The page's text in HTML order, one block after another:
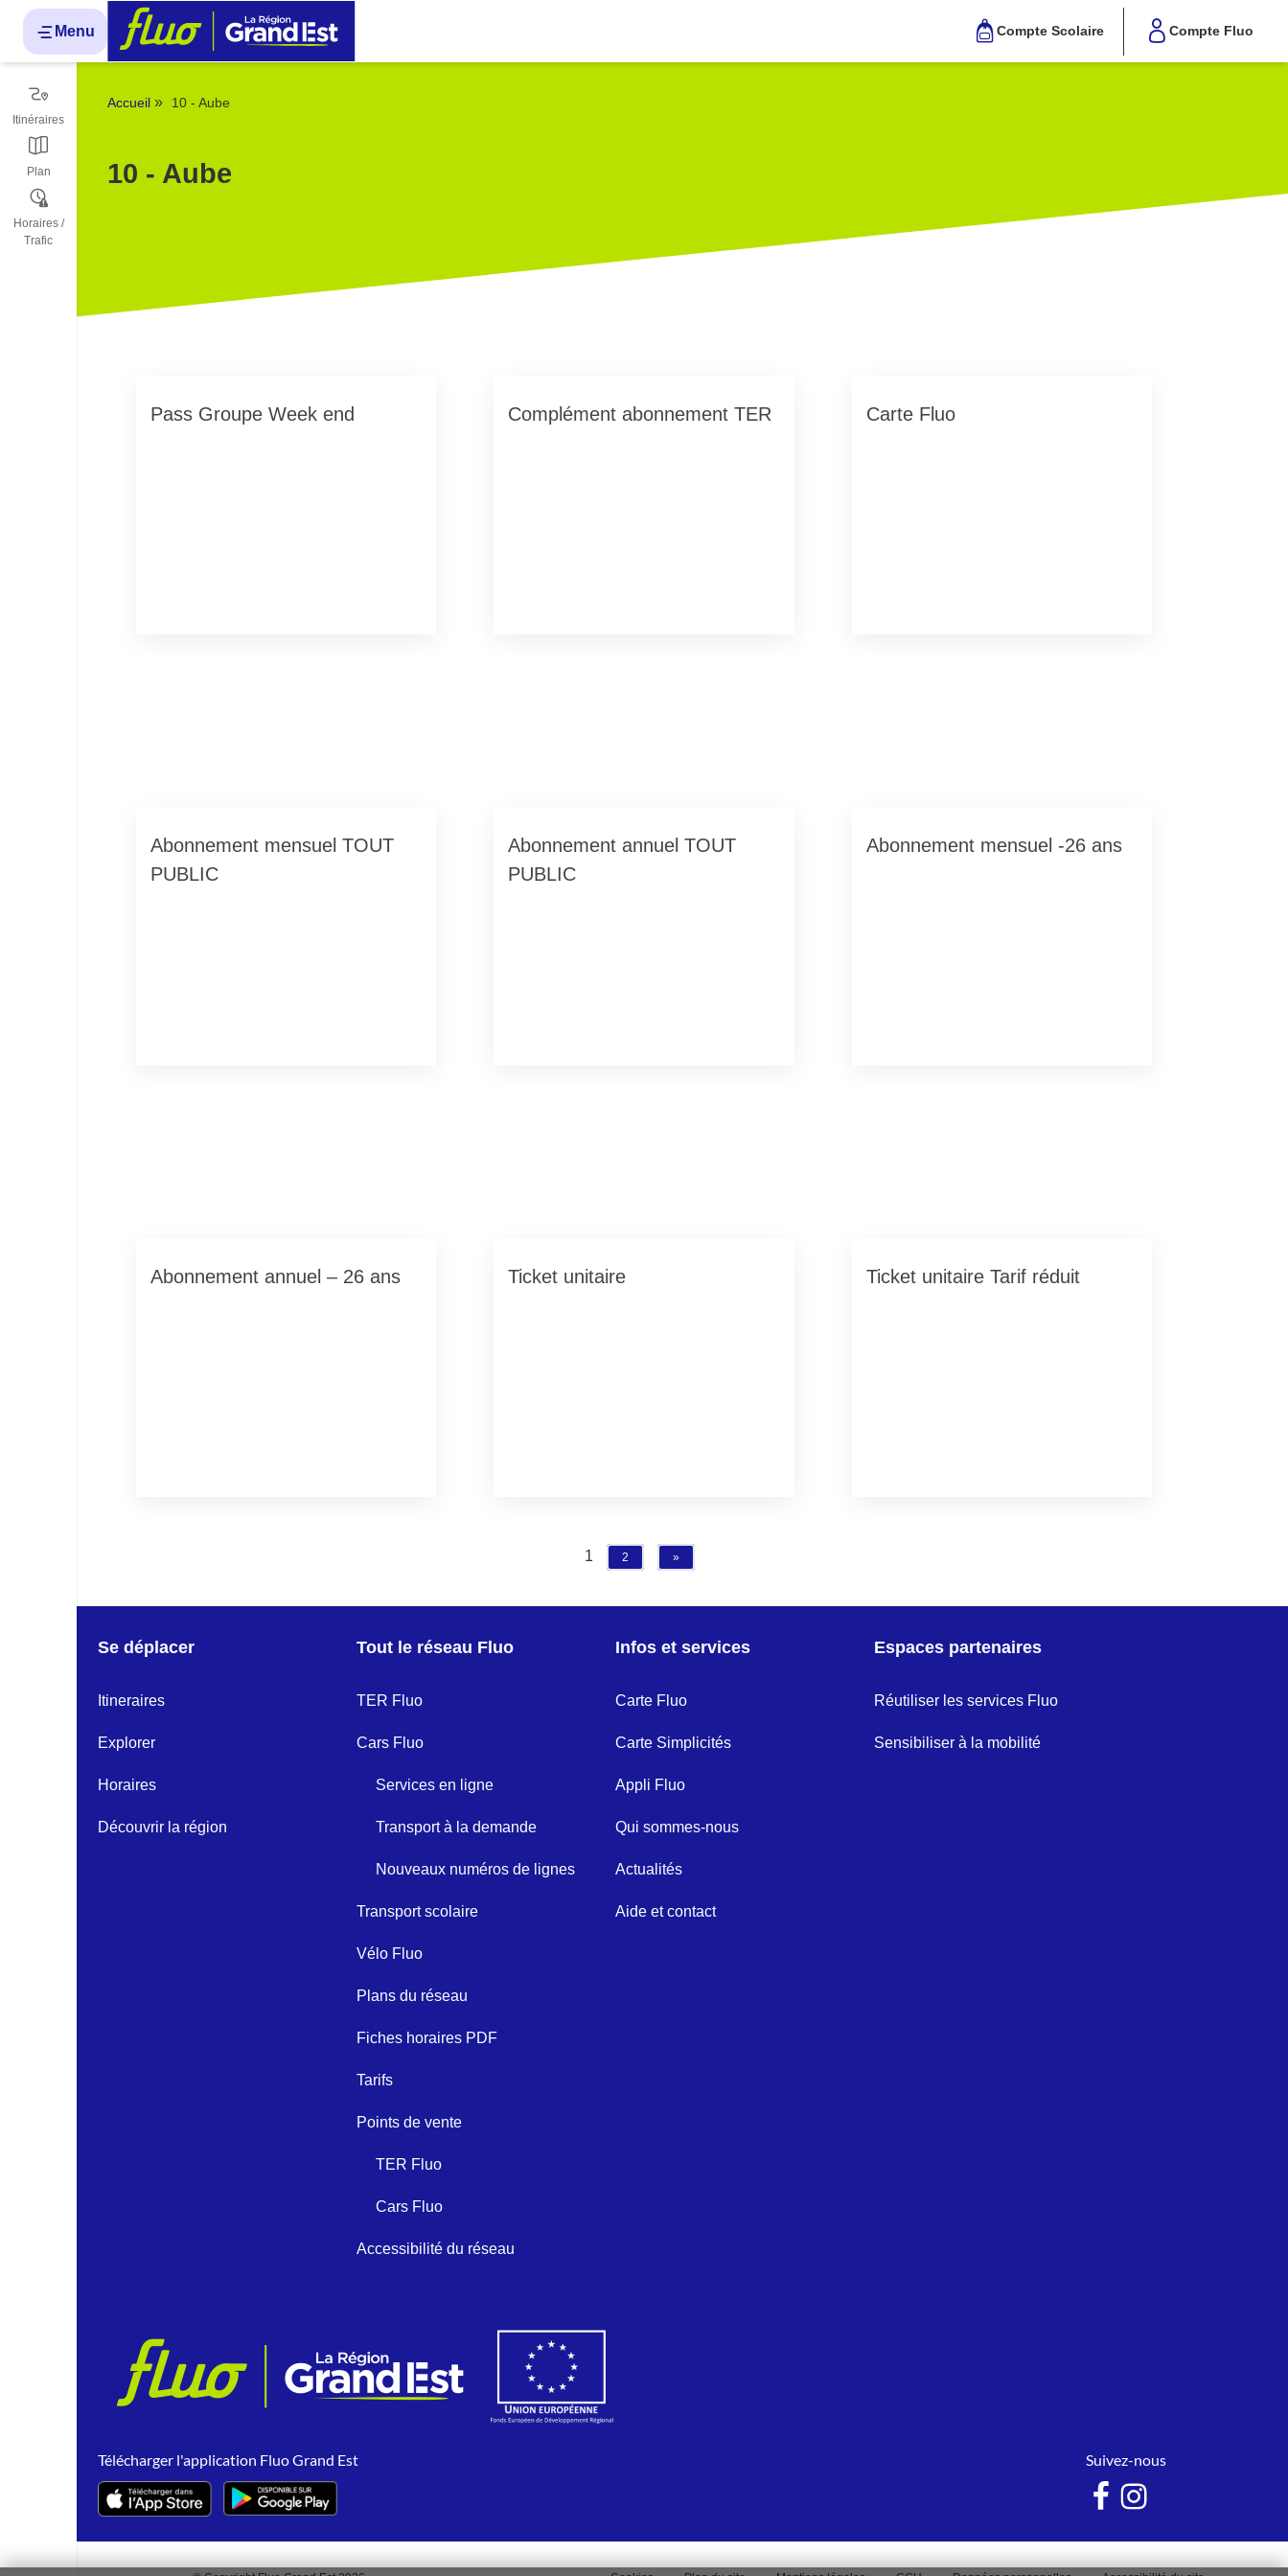
Accueil » 10 - Aube
10 - Aube
Pass Groupe Week end Complément abonnement TER Carte Fluo
Abonnement mensuel TOUT
PUBLIC
Abonnement annuel TOUT
PUBLIC
Abonnement mensuel -26 ans
Abonnement annuel – 26 ans Ticket unitaire Ticket unitaire Tarif réduit
1 2 »
Se déplacer
Itineraires
Explorer
Horaires
Découvrir la région
Tout le réseau Fluo
TER Fluo
Cars Fluo
Services en ligne
Transport à la demande
Nouveaux numéros de lignes
Transport scolaire
Vélo Fluo
Plans du réseau
Fiches horaires PDF
Tarifs
Points de vente
TER Fluo
Cars Fluo
Accessibilité du réseau
Infos et services
Carte Fluo
Carte Simplicités
Appli Fluo
Qui sommes-nous
Actualités
Aide et contact
Espaces partenaires
Réutiliser les services Fluo
Sensibiliser à la mobilité
Télécharger l'application Fluo Grand Est Suivez-nous
Menu Compte Scolaire Compte Fluo
Itinéraires
Plan
Horaires /
Trafic
Panneau de gestion des cookies